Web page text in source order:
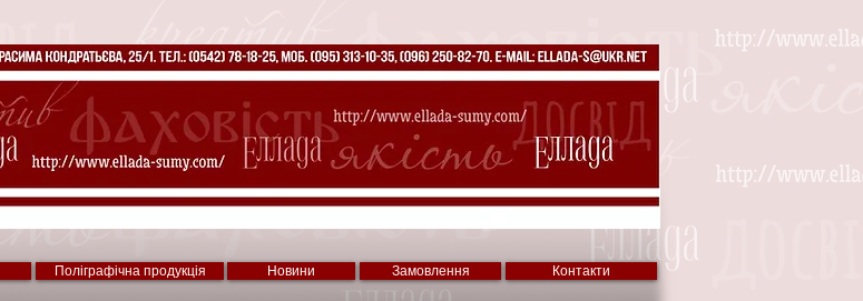
Поліграфічна продукція Новини Замовлення Контакти